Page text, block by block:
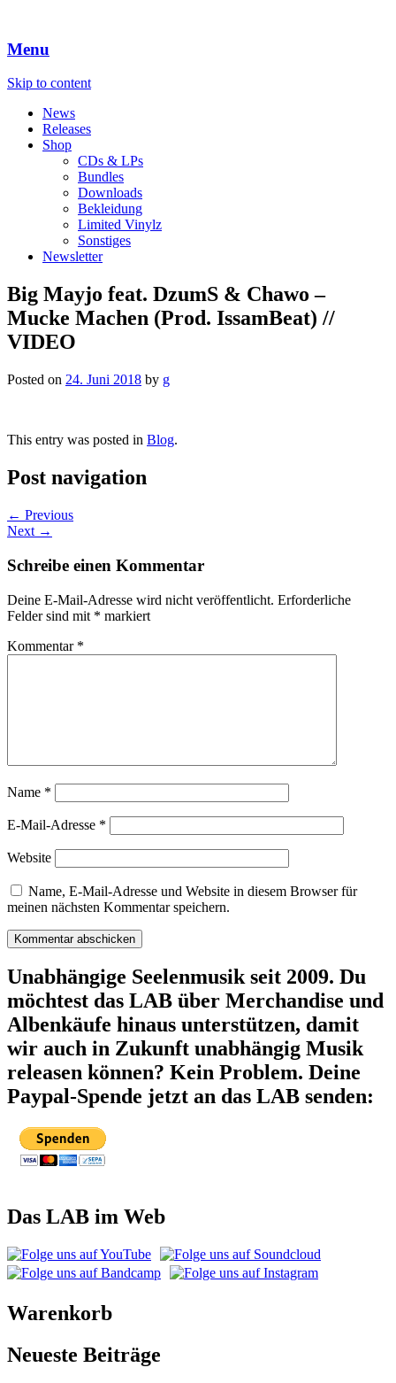
Menu
Skip to content
News
Releases
Shop
CDs & LPs
Bundles
Downloads
Bekleidung
Limited Vinylz
Sonstiges
Newsletter
Big Mayjo feat. DzumS & Chawo –
Mucke Machen (Prod. IssamBeat) //
VIDEO
Posted on 24. Juni 2018 by g
This entry was posted in Blog.
Post navigation
← Previous
Next →
Schreibe einen Kommentar
Deine E-Mail-Adresse wird nicht veröffentlicht. Erforderliche
Felder sind mit * markiert
Kommentar *
Name *
E-Mail-Adresse *
Website
Name, E-Mail-Adresse und Website in diesem Browser für
meinen nächsten Kommentar speichern.
Unabhängige Seelenmusik seit 2009. Du
möchtest das LAB über Merchandise und
Albenkäufe hinaus unterstützen, damit
wir auch in Zukunft unabhängig Musik
releasen können? Kein Problem. Deine
Paypal-Spende jetzt an das LAB senden:
Das LAB im Web
Warenkorb
Neueste Beiträge